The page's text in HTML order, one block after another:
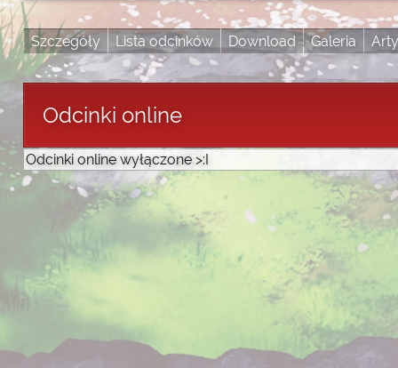
Szczegóły Lista odcinków Download Galeria
Odcinki online
Odcinki online wyłączone >:I